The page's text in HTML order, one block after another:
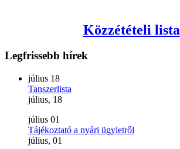
Közzétételi lista
Legfrissebb hírek
július 18
Tanszerlista
július, 18
július 01
Tájékoztató a nyári ügyletről
július, 01